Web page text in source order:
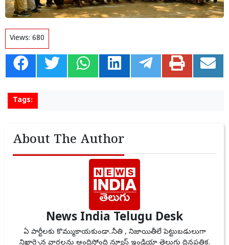
Views: 680
Tags:
About The Author
News India Telugu Desk
ఏ పార్టీలకు కొమ్ముకాయకుండా..నీతి , నిజాయితీలే పెట్టుబడులుగా